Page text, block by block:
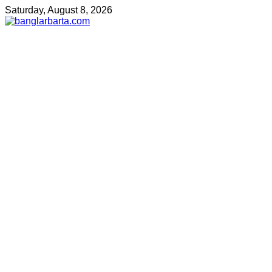
Saturday, August 8, 2026